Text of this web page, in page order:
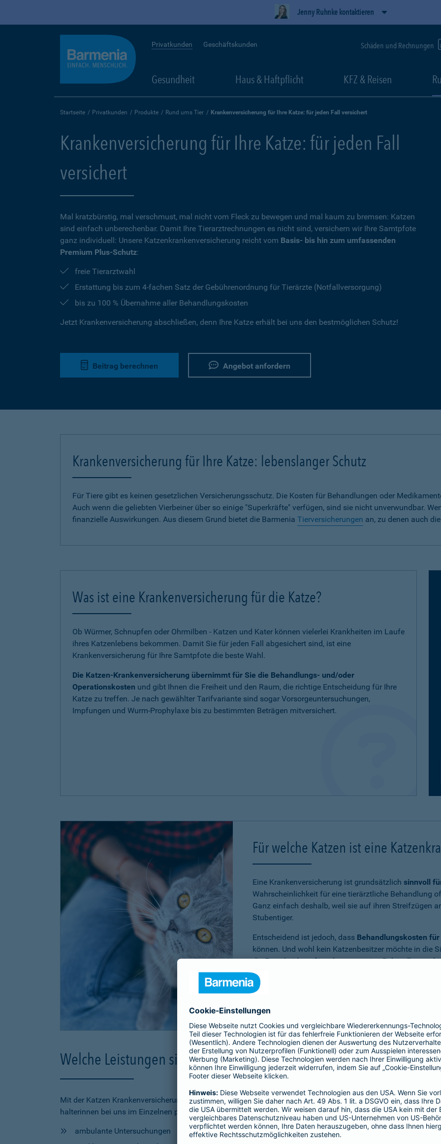
Jenny Ruhnke kontaktieren
Privatkunden Geschäftskunden Schäden und Rechnungen
Gesundheit Haus & Haftpflicht KFZ & Reisen
Startseite Privatkunden Produkte Rund ums Tier Krankenversicherung für Ihre Katze: für jeden Fall versichert
Krankenversicherung für Ihre Katze: für jeden Fall
versichert
Mal kratzbürstig, mal verschmust, mal nicht vom Fleck zu bewegen und mal kaum zu bremsen: Katzen
sind einfach unberechenbar. Damit Ihre Tierarztrechnungen es nicht sind, versichern wir Ihre Samtpfote
ganz individuell: Unsere Katzenkrankenversicherung reicht vom Basis- bis hin zum umfassenden
Premium Plus-Schutz:
freie Tierarztwahl
Erstattung bis zum 4-fachen Satz der Gebührenordnung für Tierärzte (Notfallversorgung)
bis zu 100 % Übernahme aller Behandlungskosten
Jetzt Krankenversicherung abschließen, denn Ihre Katze erhält bei uns den bestmöglichen Schutz!
Beitrag berechnen Angebot anfordern
Krankenversicherung für Ihre Katze: lebenslanger Schutz
Für Tiere gibt es keinen gesetzlichen Versicherungsschutz. Die Kosten für Behandlungen oder
Auch wenn die geliebten Vierbeiner über so einige "Superkräfte" verfügen, sind sie nicht unverwundbar.
finanzielle Auswirkungen. Aus diesem Grund bietet die Barmenia Tierversicherungen an, zu denen auch
Was ist eine Krankenversicherung für die Katze?
Ob Würmer, Schnupfen oder Ohrmilben - Katzen und Kater können vielerlei Krankheiten im Laufe
ihres Katzenlebens bekommen. Damit Sie für jeden Fall abgesichert sind, ist eine
Krankenversicherung für Ihre Samtpfote die beste Wahl.
Die Katzen-Krankenversicherung übernimmt für Sie die Behandlungs- und/oder
Operationskosten und gibt Ihnen die Freiheit und den Raum, die richtige Entscheidung für Ihre
Katze zu treffen. Je nach gewählter Tarifvariante sind sogar Vorsorgeuntersuchungen,
Impfungen und Wurm-Prophylaxe bis zu bestimmten Beträgen mitversichert.
Für welche Katzen ist eine
Eine Krankenversicherung ist grundsätzlich sinnvoll
Wahrscheinlichkeit für eine tierärztliche Behandlung
Ganz einfach deshalb, weil sie auf ihren Streifzügen
Stubentiger.
Entscheidend ist jedoch, dass Behandlungskosten
können. Und wohl kein Katzenbesitzer möchte in die
die Entscheidung für oder gegen eine Behandlung
müssen.
Benötigen Sie weitere Informationen zu dieser und
Welche Leistungen sind in der Krankenversicherung für die Katze
Mit der Katzen Krankenversicherung der Barmenia ist Ihr Vierbeinerim Krankheitsfall umfassend abgesichert
halterinnen bei uns im Einzelnen profitieren, haben wir Ihnen zum Vergleich hier aufgelistet. Sie erhalten
ambulante Untersuchungen